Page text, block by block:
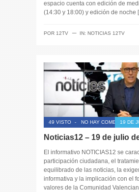
espacio cuenta con edición de
(14:30 y 18:00) y edición de noche
POR 12TV ─ IN: NOTICIAS 12TV
49 VISTO - NO HAY COMENTARIOS
19 DE
Noticias12 – 19 de julio
El informativo NOTICIAS12 se
participación ciudadana, el
equilibrado de las noticias, la
informativa y la implicación con el
valores de la Comunidad